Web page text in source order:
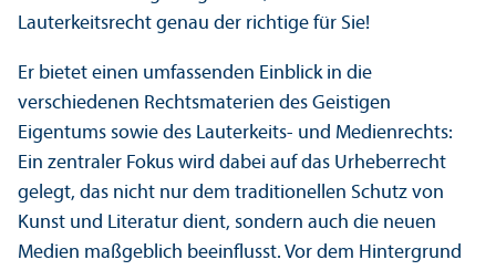
Lauterkeits­recht genau der richtige für Sie!
Er bietet einen umfassenden Einblick in die
verschiedenen Rechts­materien des Geistigen
Eigentums sowie des Lauterkeits- und Medienrechts:
Ein zentraler Fokus wird dabei auf das Urheberrecht
gelegt, das nicht nur dem traditionellen Schutz von
Kunst und Literatur dient, sondern auch die neuen
Medien maßgeblich beeinflusst. Vor dem Hintergrund